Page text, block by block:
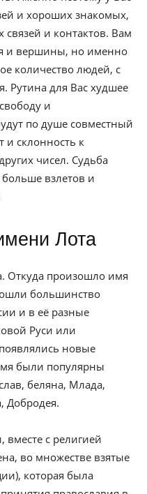
и хороших знакомых,
и контактов. Вам
и вершины, но именно
количество людей, с
Рутина для Вас худшее
и
по душе совместный
и склонность к
чисел. Судьба
взлетов и
Лота
Откуда произошло имя
большинство
и в её разные
Руси или
новые
были популярны
беляна, Млада,
Добродея.
вместе с религией
во множестве взятые
которая была